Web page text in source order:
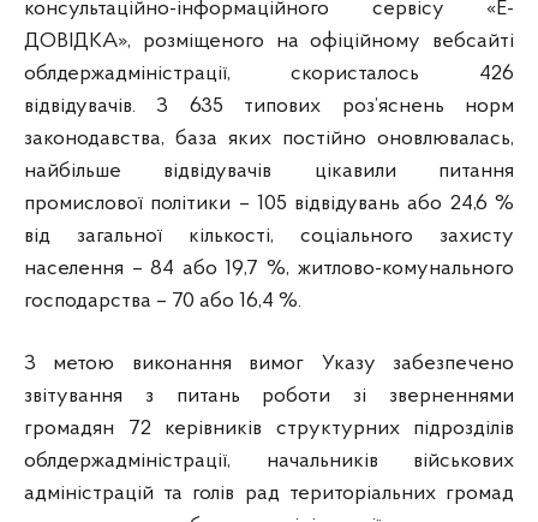
консультаційно-інформаційного сервісу «Е-
ДОВІДКА», розміщеного на офіційному вебсайті
облдержадміністрації, скористалось 426
відвідувачів. З 635 типових роз’яснень норм
законодавства, база яких постійно оновлювалась,
найбільше відвідувачів цікавили питання
промислової політики – 105 відвідувань або 24,6 %
від загальної кількості, соціального захисту
населення – 84 або 19,7 %, житлово-комунального
господарства – 70 або 16,4 %.
З метою виконання вимог Указу забезпечено
звітування з питань роботи зі зверненнями
громадян 72 керівників структурних підрозділів
облдержадміністрації, начальників військових
адміністрацій та голів рад територіальних громад